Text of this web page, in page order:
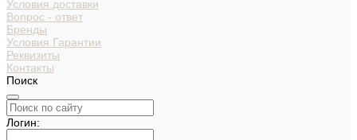
Условия доставки
Вопрос - ответ
Бренды
Условия Гарантии
Реквизиты
Контакты
Поиск
Логин: